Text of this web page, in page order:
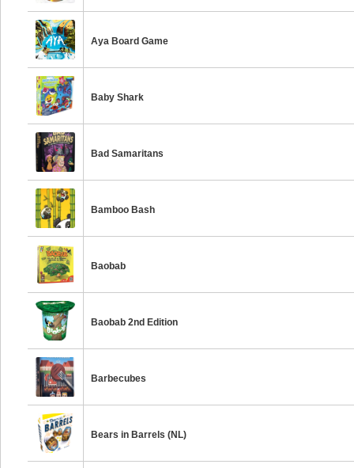
Aya Board Game
Baby Shark
Bad Samaritans
Bamboo Bash
Baobab
Baobab 2nd Edition
Barbecubes
Bears in Barrels (NL)